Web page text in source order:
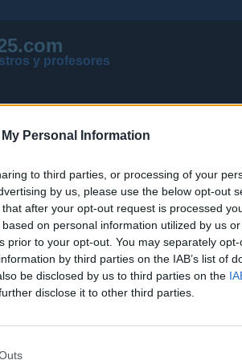
Personal Information
to third parties, or processing of your
by us, please use the below opt-out
after your opt-out request is processed
on personal information utilized by us
prior to your opt-out. You may separately
by third parties on the IAB’s list of
be disclosed by us to third parties on the
disclose it to other third parties.
y profesores
NUEVOS DE TODOS LOS FOROS
OPOSICIONES 2026